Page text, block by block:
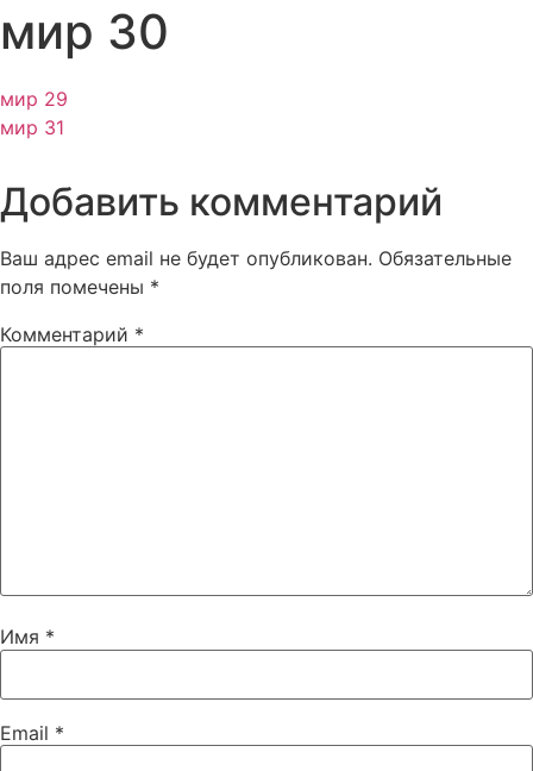
мир 30
мир 29
мир 31
Добавить комментарий
Ваш адрес email не будет опубликован. Обязательные
поля помечены *
Комментарий *
Имя *
Email *